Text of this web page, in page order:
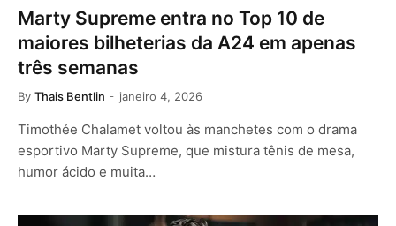
Marty Supreme entra no Top 10 de
maiores bilheterias da A24 em apenas
três semanas
By Thais Bentlin janeiro 4, 2026
Timothée Chalamet voltou às manchetes com o drama
esportivo Marty Supreme, que mistura tênis de mesa,
humor ácido e muita…